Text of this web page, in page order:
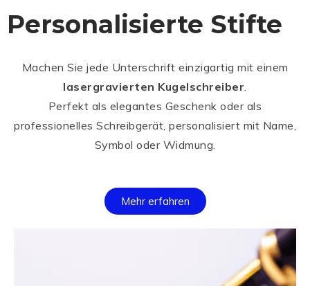
Personalisierte Stifte
Machen Sie jede Unterschrift einzigartig mit einem
lasergravierten Kugelschreiber.
Perfekt als elegantes Geschenk oder als
professionelles Schreibgerät, personalisiert mit Name,
Symbol oder Widmung.
Mehr erfahren